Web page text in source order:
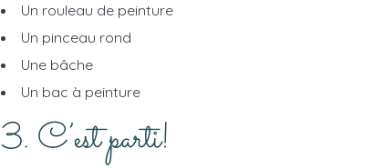
Un rouleau de peinture
Un pinceau rond
Une bâche
Un bac à peinture
3. C’est parti!